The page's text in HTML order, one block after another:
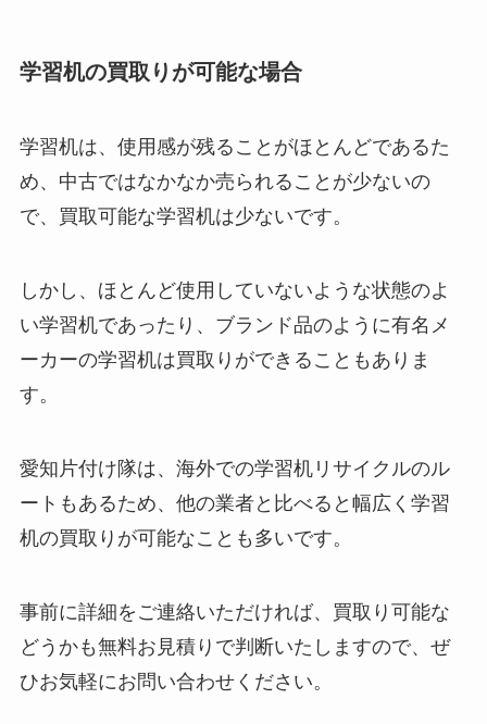
学習机の買取りが可能な場合
学習机は、使用感が残ることがほとんどであるた
め、中古ではなかなか売られることが少ないの
で、買取可能な学習机は少ないです。
しかし、ほとんど使用していないような状態のよ
い学習机であったり、ブランド品のように有名メ
ーカーの学習机は買取りができることもありま
す。
愛知片付け隊は、海外での学習机リサイクルのル
ートもあるため、他の業者と比べると幅広く学習
机の買取りが可能なことも多いです。
事前に詳細をご連絡いただければ、買取り可能な
どうかも無料お見積りで判断いたしますので、ぜ
ひお気軽にお問い合わせください。